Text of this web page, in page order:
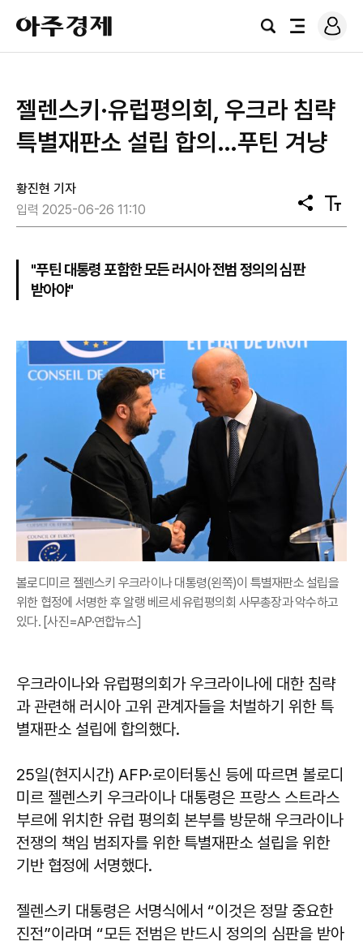
아
주
경
검
전
로
그
젤렌스키·유럽평의회, 우크라 침략
특별재판소 설립 합의…푸틴 겨냥
황진현 기자
입력 2025-06-26 11:10
공
유
텍
스
"푸틴 대통령 포함한 모든 러시아 전범 정의의 심판
받아야"
볼로디미르 젤렌스키 우크라이나 대통령(왼쪽)이 특별재판소 설립을
위한 협정에 서명한 후 알랭 베르세 유럽평의회 사무총장과 악수하고
있다. [사진=AP·연합뉴스]
우크라이나와 유럽평의회가 우크라이나에 대한 침략
과 관련해 러시아 고위 관계자들을 처벌하기 위한 특
별재판소 설립에 합의했다.
25일(현지시간) AFP·로이터통신 등에 따르면 볼로디
미르 젤렌스키 우크라이나 대통령은 프랑스 스트라스
부르에 위치한 유럽 평의회 본부를 방문해 우크라이나
전쟁의 책임 범죄자를 위한 특별재판소 설립을 위한
기반 협정에 서명했다.
젤렌스키 대통령은 서명식에서 “이것은 정말 중요한
진전”이라며 “모든 전범은 반드시 정의의 심판을 받아